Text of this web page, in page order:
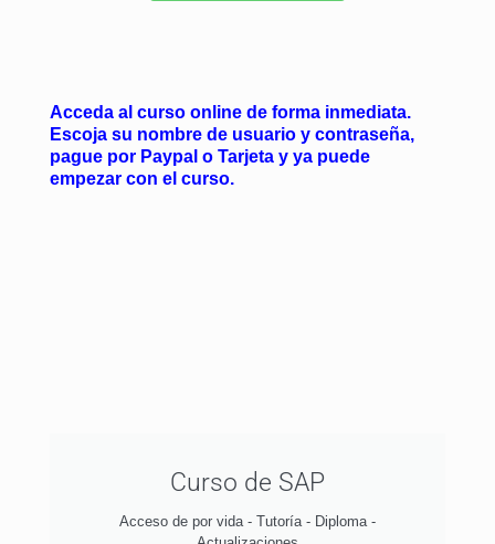
Acceda al curso online de forma inmediata.
Escoja su nombre de usuario y contraseña,
pague por Paypal o Tarjeta y ya puede
empezar con el curso.
Curso de SAP
Acceso de por vida - Tutoría - Diploma -